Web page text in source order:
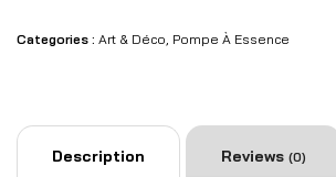
Categories : Art & Déco Pompe À Essence
Description Reviews (0)